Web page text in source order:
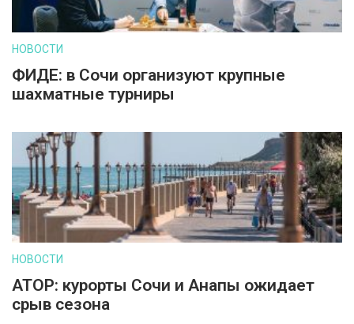
НОВОСТИ
ФИДЕ: в Сочи организуют крупные
шахматные турниры
НОВОСТИ
АТОР: курорты Сочи и Анапы ожидает
срыв сезона